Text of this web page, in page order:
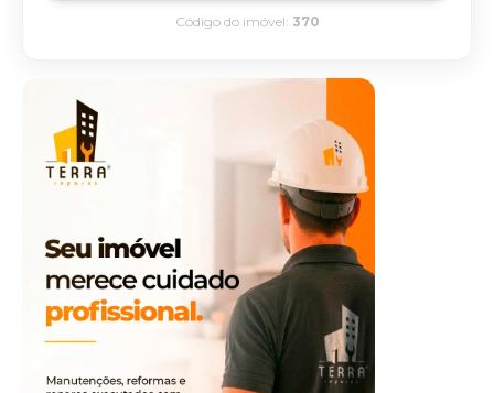
Código do imóvel: 370